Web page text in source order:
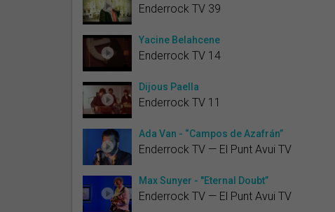
Enderrock TV 39
Yacine Belahcene
Enderrock TV 14
Dijous Paella
Enderrock TV 11
Ada Van - “Campos de Azafrán”
Enderrock TV — El Punt Avui TV
Max Sunyer - "Eternal Doubt”
Enderrock TV — El Punt Avui TV